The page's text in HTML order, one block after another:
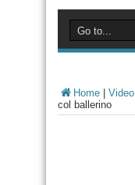
Home Video
col ballerino